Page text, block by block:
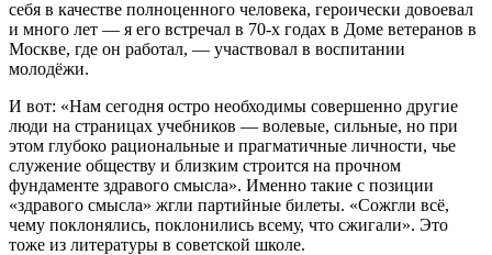
себя в качестве полноценного человека, героически довоевал
и много лет — я его встречал в 70-х годах в Доме ветеранов в
Москве, где он работал, — участвовал в воспитании
молодёжи.
И вот: «Нам сегодня остро необходимы совершенно другие
люди на страницах учебников — волевые, сильные, но при
этом глубоко рациональные и прагматичные личности, чье
служение обществу и близким строится на прочном
фундаменте здравого смысла». Именно такие с позиции
«здравого смысла» жгли партийные билеты. «Сожгли всё,
чему поклонялись, поклонились всему, что сжигали». Это
тоже из литературы в советской школе.